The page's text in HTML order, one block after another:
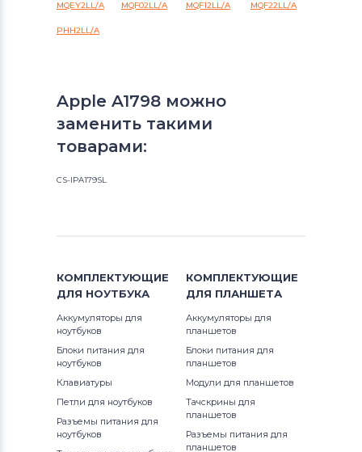
MQEY2LL/A MQF02LL/A MQF12LL/A MQF22LL/A
PHH2LL/A
Apple A1798 можно
заменить такими
товарами:
CS-IPA179SL
КОМПЛЕКТУЮЩИЕ
ДЛЯ НОУТБУКА
Аккумуляторы для
ноутбуков
Блоки питания для
ноутбуков
Клавиатуры
Петли для ноутбуков
Разъемы питания для
ноутбуков
КОМПЛЕКТУЮЩИЕ
ДЛЯ ПЛАНШЕТА
Аккумуляторы для
планшетов
Блоки питания для
планшетов
Модули для планшетов
Тачскрины для
планшетов
Разъемы питания для
планшетов